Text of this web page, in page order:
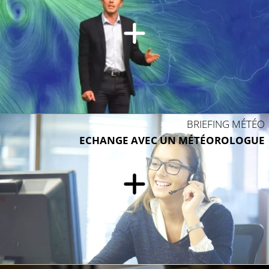
BRIEFING MÉTÉO
ECHANGE AVEC UN MÉTÉOROLOGUE